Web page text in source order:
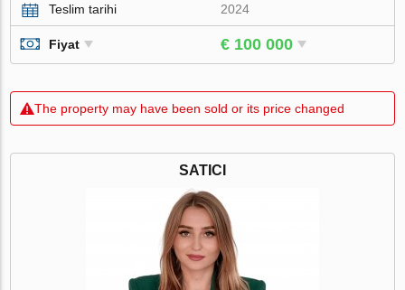
Teslim tarihi
2024
Fiyat € 100 000
The property may have been sold or its price changed
SATICI